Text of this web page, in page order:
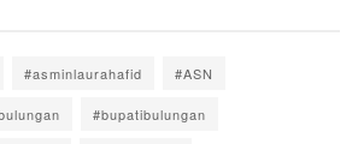
#asminlaurahafid #ASN
#bupatibulungan